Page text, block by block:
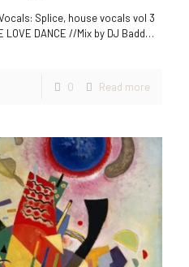
Splice, house vocals vol 3
DANCE //Mix by DJ Badd…
0 Read more